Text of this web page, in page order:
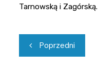
Tarnowską i Zagórską.
Nawigacja
wpisu
Poprzedni